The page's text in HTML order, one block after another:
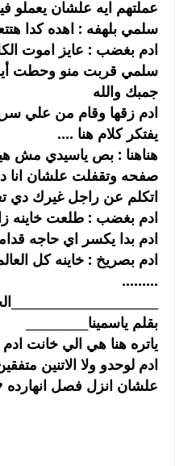
عملتهم ايه علشان يعملو
سلمي بلهفه : اهده كدا
ادم بغضب : عايز اموت
سلمي قربت منو وحطت
جمبك والله
ادم زقها وقام من علي
يفتكر كلام هنا ....
هناهنا : بص ياسيدي مش
صفحه وتقفلت علشان انا
اتكلم عن راجل غيرك دي
ادم بغضب : طلعت خاينه
ادم بدا يكسر اي حاجه
ادم بصريخ : خاينه كل العالم
.........
بقلم ياسمينا___________
ياتره هنا هي الي خانت
ادم لوحدو ولا الاتنين
علشان انزل فصل انهارده